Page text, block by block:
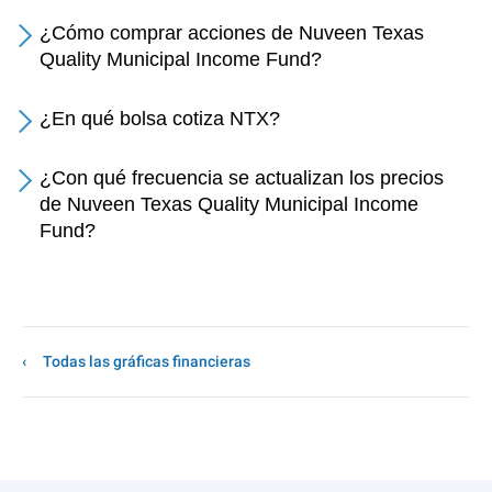
¿Cómo comprar acciones de Nuveen Texas
Quality Municipal Income Fund?
¿En qué bolsa cotiza NTX?
¿Con qué frecuencia se actualizan los precios
de Nuveen Texas Quality Municipal Income
Fund?
Todas las gráficas financieras